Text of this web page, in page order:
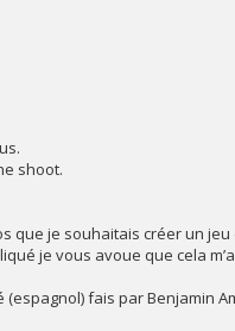
shoot.
que je souhaitais créer un
je vous avoue que cela
(espagnol) fais par Benjamin